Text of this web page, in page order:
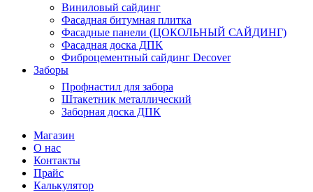
Виниловый сайдинг
Фасадная битумная плитка
Фасадные панели (ЦОКОЛЬНЫЙ САЙДИНГ)
Фасадная доска ДПК
Фиброцементный сайдинг Decover
Заборы
Профнастил для забора
Штакетник металлический
Заборная доска ДПК
Магазин
О нас
Контакты
Прайс
Калькулятор